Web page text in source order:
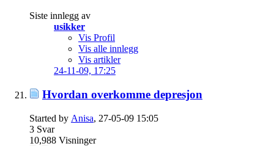
Siste innlegg av
usikker
Vis Profil
Vis alle innlegg
Vis artikler
24-11-09, 17:25
Hvordan overkomme depresjon
Started by Anisa, 27-05-09 15:05
3 Svar
10,988 Visninger